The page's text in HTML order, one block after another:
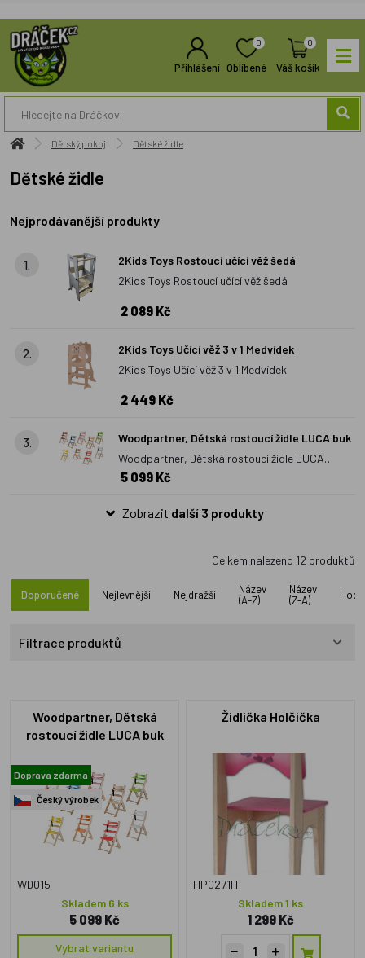
Přihlášení
0
Oblíbené
0
Váš košík
Dětský pokoj Dětské židle
Dětské židle
Nejprodávanější produkty
1.
2Kids Toys Rostoucí učící věž šedá
2Kids Toys Rostoucí učící věž šedá
2 089 Kč
2.
2Kids Toys Učící věž 3 v 1 Medvídek
2Kids Toys Učící věž 3 v 1 Medvídek
2 449 Kč
3.
Woodpartner, Dětská rostoucí židle LUCA buk
Woodpartner, Dětská rostoucí židle LUCA
buk
5 099 Kč
Zobrazit další 3 produkty
Celkem nalezeno 12 produktů
Doporučené Nejlevnější Nejdražší
Název
(A-Z)
Název
(Z-A)
Filtrace produktů
Woodpartner, Dětská
rostoucí židle LUCA buk
Doprava zdarma
Český výrobek
WD015
Skladem 6 ks
5 099 Kč
Vybrat variantu
Židlička Holčička
HP0271H
Skladem 1 ks
1 299 Kč